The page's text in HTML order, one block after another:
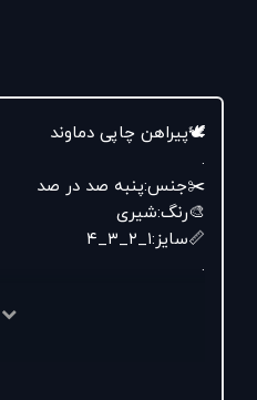
🕊پیراهن چاپی دماوند
.
✂️جنس:پنبه صد در صد
🎨رنگ:شیری
📏سایز:۱_۲_۳_۴
.